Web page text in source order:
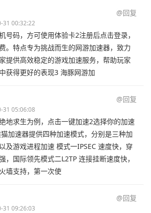
@回复
31 00:32:22
号码，方可使用体验卡2注册后点击登录，
。特点专为挑战而生的网游加速器，致力
提供高效稳定的游戏加速服务，帮助玩家
获得更好的表现3 海豚网游加
@回复
31 05:06:08
地求生为例，点击一键加速2选择你的加速
加速器提供四种加速模式，分别是三种加
及游戏进程加速 模式一IPSEC 速度快，穿
，国际领先模式二L2TP 连接挂断速度快，
墙支持，第一次使
@回复
31 09:26:03